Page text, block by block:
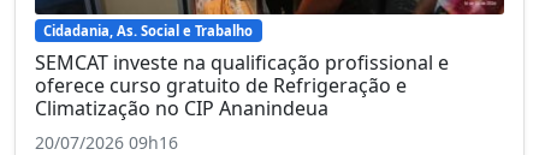
Cidadania, As. Social e Trabalho
SEMCAT investe na qualificação profissional e
oferece curso gratuito de Refrigeração e
Climatização no CIP Ananindeua
20/07/2026 09h16